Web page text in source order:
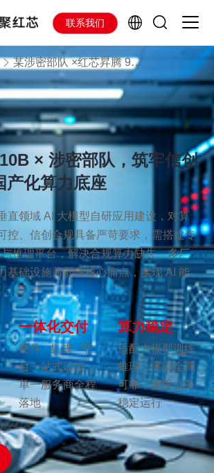
联系我们
某涉密部队 ×红芯昇腾 910B ，筑牢信创 AI 大模型国产化算力底座
× 涉密部队，筑牢信创
产化算力底座
直领域 AI 大模型自研应用建设，对算
控、信创合规具备严苛要求，需搭建专
推理平台，解决合规算力缺失、多厂
基础设施薄弱等核心痛点，实现 AI 能
一体化交付
硬件 - 集成 - 平
台一站式建设，
单一服务商全程
落地
算力稳定
适配大模型训练
推理，高安全高
可靠，保障业务
稳定运行